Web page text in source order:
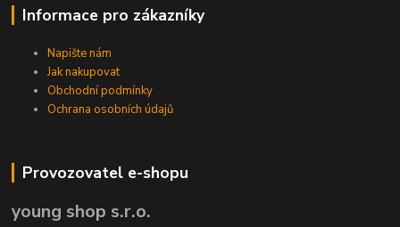
Informace pro zákazníky
Napište nám
Jak nakupovat
Obchodní podmínky
Ochrana osobních údajů
Provozovatel e-shopu
young shop s.r.o.